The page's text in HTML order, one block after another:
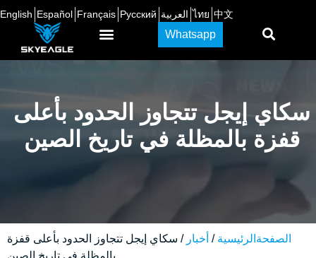
English Español Français Русский العربية ไทย 中文
Whatsapp
سكاي إيجل تتجاوز الحدود بأعلى
قفزة بالمظلة في تاريخ الصين
الصفحةالرئيسية / أخبار / سكاي إيجل تتجاوز الحدود بأعلى قفزة
بالمظلة في تاريخ الصين